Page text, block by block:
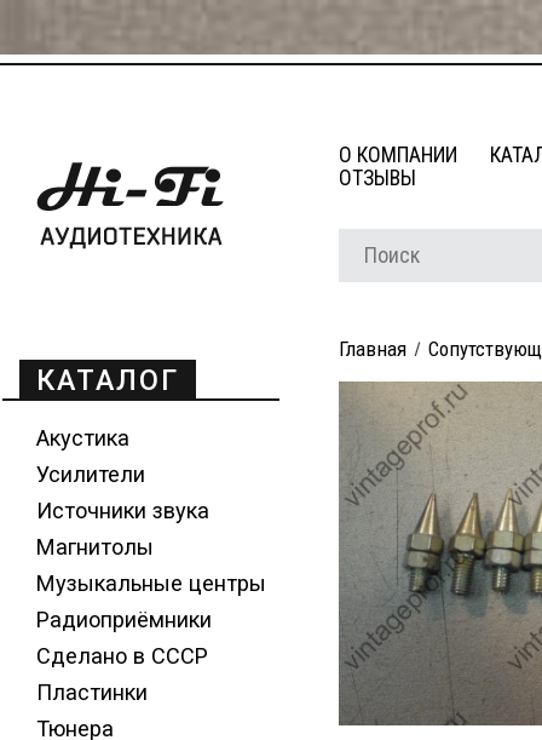
О КОМПАНИИ
ОТЗЫВЫ
КАТАЛОГ
Акустика
Усилители
Источники звука
Магнитолы
Музыкальные центры
Радиоприёмники
Сделано в СССР
Пластинки
Тюнера
Главная